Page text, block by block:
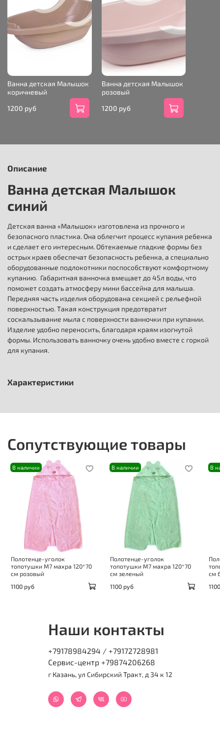
Ванна детская Малышок
коричневый
1200 руб
Ванна детская Малышок
розовый
1200 руб
Описание
Ванна детская Малышок
синий
Детская ванна «Малышок» изготовлена из прочного и
безопасного пластика. Она облегчит процесс купания ребенка
и сделает его интересным. Обтекаемые гладкие формы без
острых краев обеспечат безопасность ребенка, а специально
оборудованные подлокотники поспособствуют комфортному
купанию. Габаритная ванночка вмещает до 45л воды, что
поможет создать атмосферу мини бассейна для малыша.
Передняя часть изделия оборудована секцией с рельефной
поверхностью. Такая конструкция предотвратит
соскальзывание мыла с поверхности ванночки при купании.
Изделие удобно переносить, благодаря краям изогнутой
формы. Использовать ванночку очень удобно вместе с горкой
для купания.
Характеристики
Сопутствующие товары
В наличии
Полотенце-уголок
топотушки М7 махра 120*70
см розовый
1100 руб
В наличии
Полотенце-уголок
топотушки М7 махра 120*70
см зеленый
1100 руб
В
см
Наши контакты
+79178984294 / +79172728981
Сервис-центр +79874206268
г Казань, ул Сибирский Тракт, д 34 к 12